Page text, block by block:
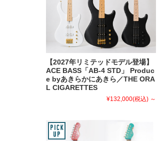
【2027年リミテッドモデル登場】
ACE BASS「AB-4 STD」 Produc
e byあきらかにあきら／THE ORA
L CIGARETTES
¥132,000(税込) ～